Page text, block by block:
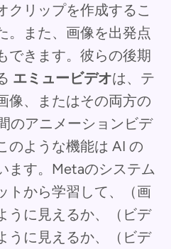
クリップを作成するこ
。また、画像を出発点
できます。彼らの後期
エミュービデオは、テ
像、またはその両方の
のアニメーションビデ
のような機能は AI の
ます。Metaのシステム
トから学習して、（画
うに見えるか、（ビデ
うに見えるか、（ビデ